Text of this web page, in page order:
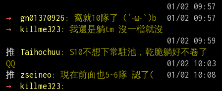
→
gn01370926 : 窩就10隊了 (′‧ω‧‵)b
→
killme323 : 我還是躺tm 沒一檔就沒
推
Taihochuu : S10不想下常駐池，乾脆躺好不卷了
QQ
推
zseineo : 現在前面也5~6隊 認了(
→
killme323